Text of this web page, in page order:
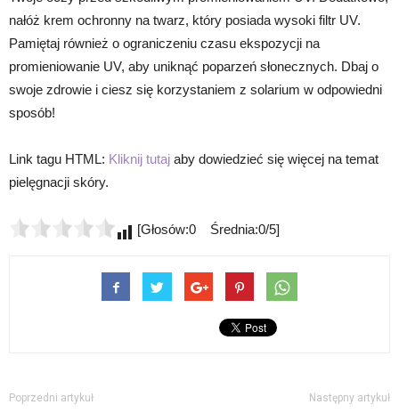
nałóż krem ochronny na twarz, który posiada wysoki filtr UV.
Pamiętaj również o ograniczeniu czasu ekspozycji na
promieniowanie UV, aby uniknąć poparzeń słonecznych. Dbaj o
swoje zdrowie i ciesz się korzystaniem z solarium w odpowiedni
sposób!
Link tagu HTML: Kliknij tutaj aby dowiedzieć się więcej na temat
pielęgnacji skóry.
[Głosów:0 Średnia:0/5]
Poprzedni artykuł Następny artykuł